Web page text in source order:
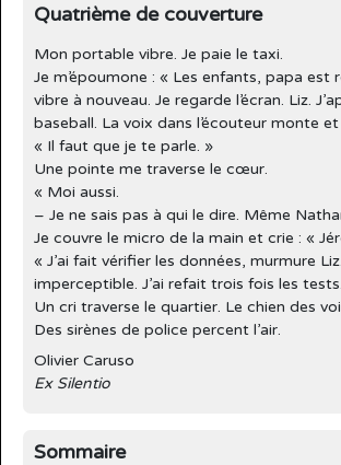
Quatrième de couverture
Mon portable vibre. Je paie le taxi.
Je m’époumone : « Les enfants, papa
vibre à nouveau. Je regarde l’écran. Liz.
baseball. La voix dans l’écouteur monte
« Il faut que je te parle. »
Une pointe me traverse le cœur.
« Moi aussi.
– Je ne sais pas à qui le dire. Même
Je couvre le micro de la main et crie : «
« J’ai fait vérifier les données, murmure
imperceptible. J’ai refait trois fois les
Un cri traverse le quartier. Le chien des
Des sirènes de police percent l’air.
Olivier Caruso
Ex Silentio
Sommaire